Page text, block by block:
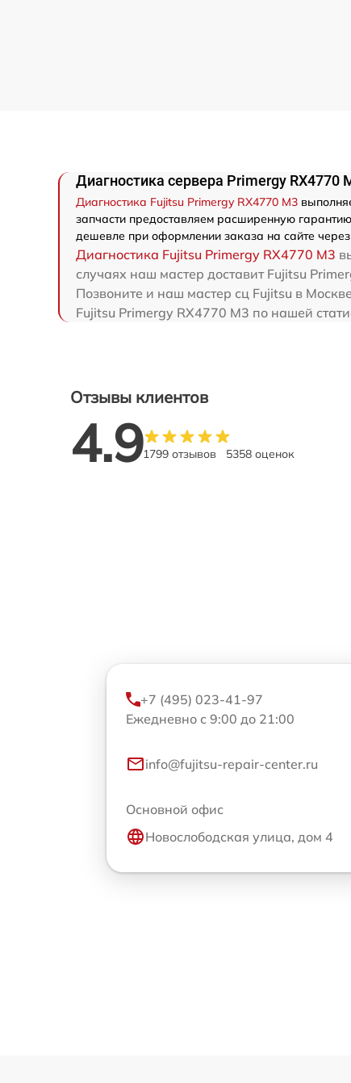
Диагностика сервера Primergy RX4770
Диагностика Fujitsu Primergy RX4770 M3
запчасти предоставляем расширенную
дешевле при оформлении заказа на сайте
Диагностика Fujitsu Primergy RX4770 M3
случаях наш мастер доставит Fujitsu
Позвоните и наш мастер сц Fujitsu в
Fujitsu Primergy RX4770 M3 по нашей
Отзывы клиентов
4.91799 отзывов 5358 оценок
+7 (495) 023-41-97
Ежедневно с 9:00 до 21:00
info@fujitsu-repair-center.ru
Основной офис
Новослободская улица, дом 4